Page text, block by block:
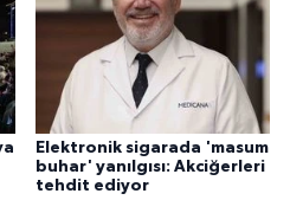
Elektronik sigarada 'masum
buhar' yanılgısı: Akciğerleri
tehdit ediyor